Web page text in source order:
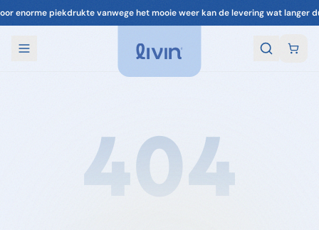
enorme piekdrukte vanwege het mooie weer kan de levering wat langer
404